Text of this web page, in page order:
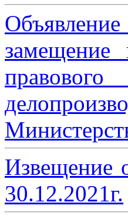
замещение
Извещение
30.12.2021г.